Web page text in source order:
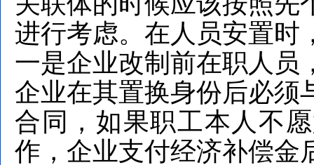
进行考虑。在人员安置时
一是企业改制前在职人员
企业在其置换身份后必须
合同，如果职工本人不
作，企业支付经济补偿金